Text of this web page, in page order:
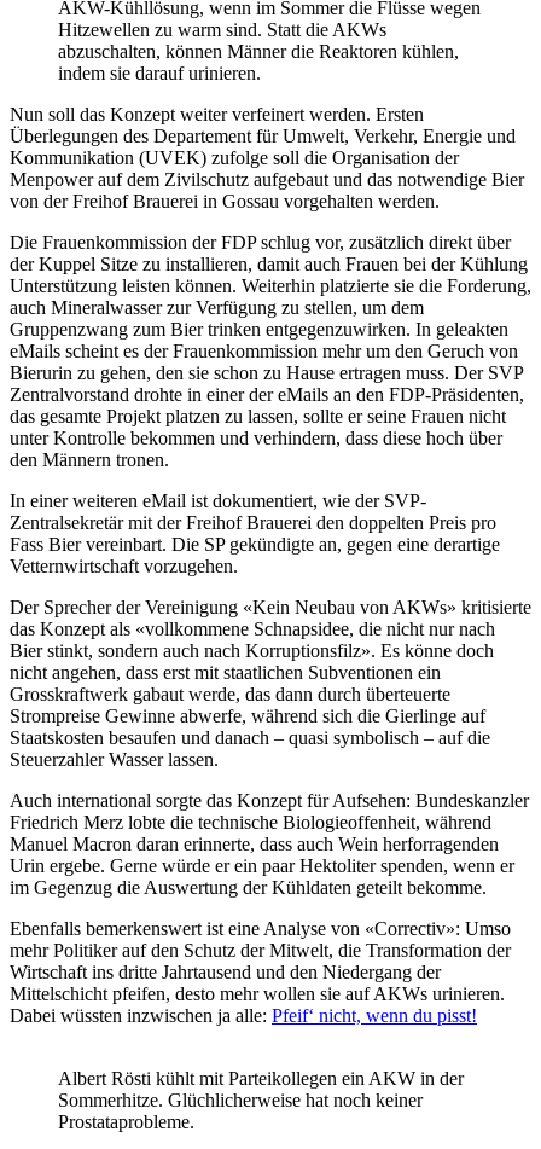
AKW-Kühllösung, wenn im Sommer die Flüsse wegen
Hitzewellen zu warm sind. Statt die AKWs
abzuschalten, können Männer die Reaktoren kühlen,
indem sie darauf urinieren.
Nun soll das Konzept weiter verfeinert werden. Ersten
Überlegungen des Departement für Umwelt, Verkehr, Energie und
Kommunikation (UVEK) zufolge soll die Organisation der
Menpower auf dem Zivilschutz aufgebaut und das notwendige Bier
von der Freihof Brauerei in Gossau vorgehalten werden.
Die Frauenkommission der FDP schlug vor, zusätzlich direkt über
der Kuppel Sitze zu installieren, damit auch Frauen bei der Kühlung
Unterstützung leisten können. Weiterhin platzierte sie die Forderung,
auch Mineralwasser zur Verfügung zu stellen, um dem
Gruppenzwang zum Bier trinken entgegenzuwirken. In geleakten
eMails scheint es der Frauenkommission mehr um den Geruch von
Bierurin zu gehen, den sie schon zu Hause ertragen muss. Der SVP
Zentralvorstand drohte in einer der eMails an den FDP-Präsidenten,
das gesamte Projekt platzen zu lassen, sollte er seine Frauen nicht
unter Kontrolle bekommen und verhindern, dass diese hoch über
den Männern tronen.
In einer weiteren eMail ist dokumentiert, wie der SVP-
Zentralsekretär mit der Freihof Brauerei den doppelten Preis pro
Fass Bier vereinbart. Die SP gekündigte an, gegen eine derartige
Vetternwirtschaft vorzugehen.
Der Sprecher der Vereinigung «Kein Neubau von AKWs» kritisierte
das Konzept als «vollkommene Schnapsidee, die nicht nur nach
Bier stinkt, sondern auch nach Korruptionsfilz». Es könne doch
nicht angehen, dass erst mit staatlichen Subventionen ein
Grosskraftwerk gabaut werde, das dann durch überteuerte
Strompreise Gewinne abwerfe, während sich die Gierlinge auf
Staatskosten besaufen und danach – quasi symbolisch – auf die
Steuerzahler Wasser lassen.
Auch international sorgte das Konzept für Aufsehen: Bundeskanzler
Friedrich Merz lobte die technische Biologieoffenheit, während
Manuel Macron daran erinnerte, dass auch Wein herforragenden
Urin ergebe. Gerne würde er ein paar Hektoliter spenden, wenn er
im Gegenzug die Auswertung der Kühldaten geteilt bekomme.
Ebenfalls bemerkenswert ist eine Analyse von «Correctiv»: Umso
mehr Politiker auf den Schutz der Mitwelt, die Transformation der
Wirtschaft ins dritte Jahrtausend und den Niedergang der
Mittelschicht pfeifen, desto mehr wollen sie auf AKWs urinieren.
Dabei wüssten inzwischen ja alle: Pfeif‘ nicht, wenn du pisst!
Albert Rösti kühlt mit Parteikollegen ein AKW in der
Sommerhitze. Glüchlicherweise hat noch keiner
Prostataprobleme.